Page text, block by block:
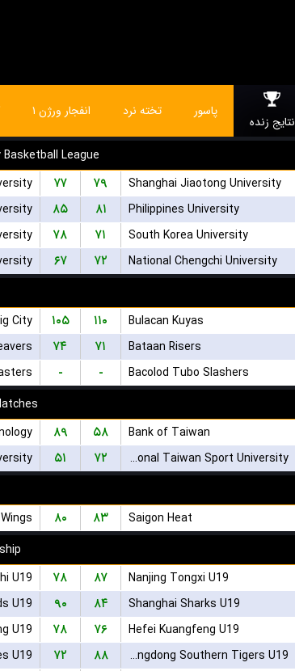
نتایج زنده
پاسور تخته نرد انفجار ورژن ۱
League
۷۷ ۷۹ Shanghai Jiaotong University
۸۵ ۸۱ Philippines University
۷۸ ۷۱ South Korea University
۶۷ ۷۲ National Chengchi University
City
۱۰۵ ۱۱۰ Bulacan Kuyas
۷۴ ۷۱ Bataan Risers
- - Bacolod Tubo Slashers
۸۹ ۵۸ Bank of Taiwan
۵۱ ۷۲ National Taiwan Sport University
۸۰ ۸۳ Saigon Heat
U19
۷۸ ۸۷ Nanjing Tongxi U19
U19
۹۰ ۸۴ Shanghai Sharks U19
U19
۷۸ ۷۶ Hefei Kuangfeng U19
U19
۷۲ ۸۸ Guangdong Southern Tigers U19